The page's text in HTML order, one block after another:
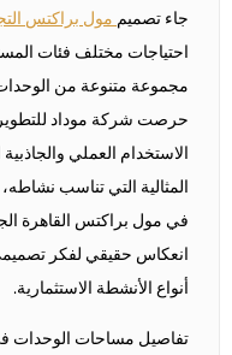
جاء تصميممول براكتس
احتياجات مختلف فئات
مجموعة متنوعة من
حرصت شركة موداد
الاستخدام العملي
المثالية التي تناسب
في مول براكتس القاهرة
انعكاس حقيقي لفكر
أنواع الأنشطة الاستثمارية.
تفاصيل مساحات الوحدات